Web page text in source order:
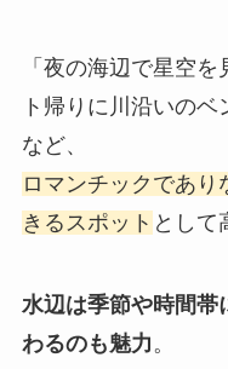
「夜の海辺で星空
ト帰りに川沿いのベ
など、
ロマンチックであ
きるスポット として
水辺は季節や時間帯
わるのも魅力。